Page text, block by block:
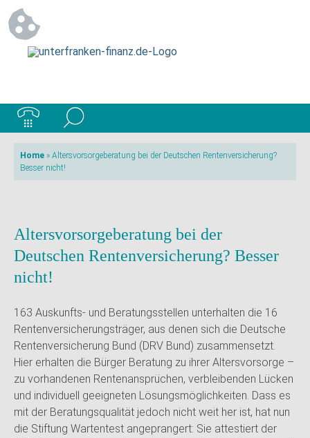
Home » Altersvorsorgeberatung bei der Deutschen Rentenversicherung?
Besser nicht!
Altersvorsorgeberatung bei der
Deutschen Rentenversicherung? Besser
nicht!
163 Auskunfts- und Beratungsstellen unterhalten die 16
Rentenversicherungsträger, aus denen sich die Deutsche
Rentenversicherung Bund (DRV Bund) zusammensetzt.
Hier erhalten die Bürger Beratung zu ihrer Altersvorsorge –
zu vorhandenen Rentenansprüchen, verbleibenden Lücken
und individuell geeigneten Lösungsmöglichkeiten. Dass es
mit der Beratungsqualität jedoch nicht weit her ist, hat nun
die Stiftung Wartentest angeprangert: Sie attestiert der